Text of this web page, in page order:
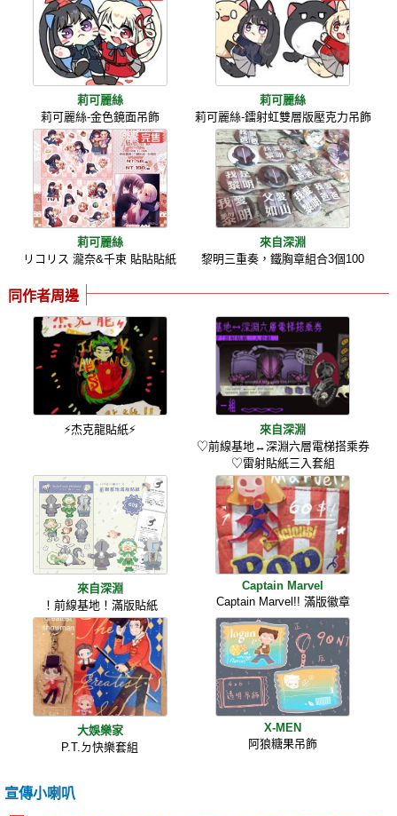
莉可麗絲
莉可麗絲-金色鏡面吊飾
莉可麗絲
莉可麗絲-鐳射虹雙層版壓克力吊飾
莉可麗絲
リコリス 瀧奈&千束 貼貼貼紙
來自深淵
黎明三重奏，鐵胸章組合3個100
同作者周邊
⚡杰克龍貼紙⚡
來自深淵
♡前線基地↔深淵六層電梯搭乘券
♡雷射貼紙三入套組
來自深淵
！前線基地！滿版貼紙
Captain Marvel
Captain Marvel!! 滿版徽章
大娛樂家
P.T.ㄉ快樂套組
X-MEN
阿狼糖果吊飾
宣傳小喇叭